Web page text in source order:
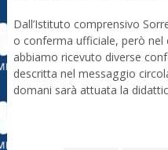
Dall’Istituto comprensivo
o conferma ufficiale, però nel
abbiamo ricevuto diverse
descritta nel messaggio
domani sarà attuata la